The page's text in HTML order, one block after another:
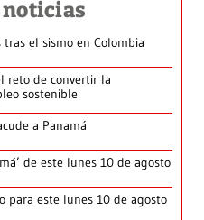
el sismo en Colombia
reto de convertir la
sostenible
a Panamá
de este lunes 10 de agosto
para este lunes 10 de agosto